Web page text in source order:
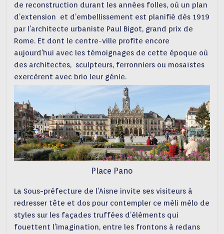
de reconstruction durant les années folles, où un plan
d’extension et d’embellissement est planifié dès 1919
par l’architecte urbaniste Paul Bigot, grand prix de
Rome. Et dont le centre-ville profite encore
aujourd’hui avec les témoignages de cette époque où
des architectes, sculpteurs, ferronniers ou mosaïstes
exercèrent avec brio leur génie.
Place Pano
La Sous-préfecture de l’Aisne invite ses visiteurs à
redresser tête et dos pour contempler ce méli mélo de
styles sur les façades truffées d’éléments qui
fouettent l’imagination, entre les frontons à redans